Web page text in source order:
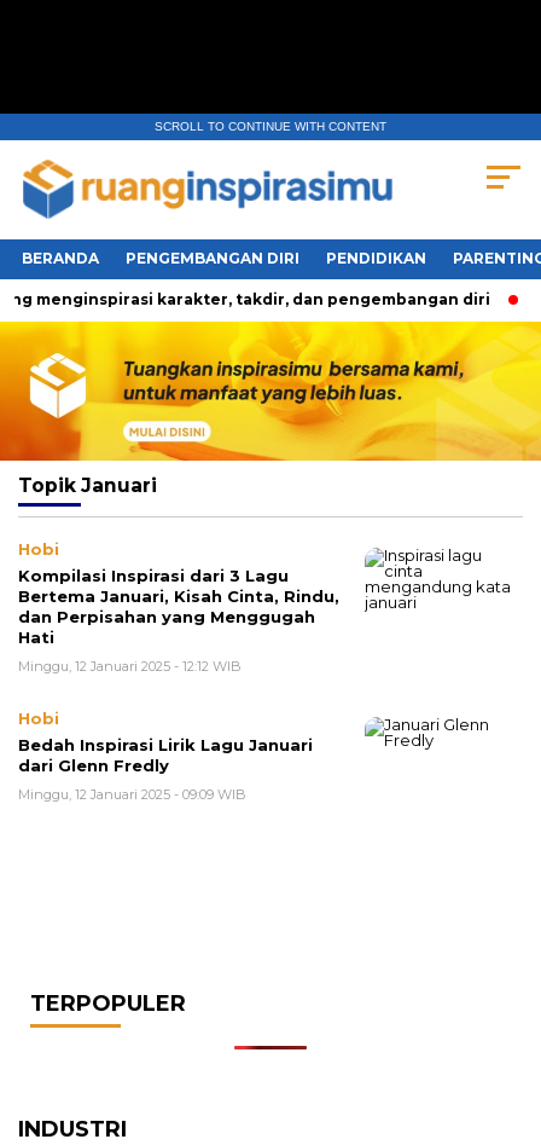
SCROLL TO CONTINUE WITH CONTENT
BERANDA PENGEMBANGAN DIRI PENDIDIKAN
menginspirasi karakter, takdir, dan pengembangan diri
Topik Januari
Hobi
Kompilasi Inspirasi dari 3 Lagu
Bertema Januari, Kisah Cinta, Rindu,
dan Perpisahan yang Menggugah
Hati
Minggu, 12 Januari 2025 - 12:12 WIB
Hobi
Bedah Inspirasi Lirik Lagu Januari
dari Glenn Fredly
Minggu, 12 Januari 2025 - 09:09 WIB
TERPOPULER
INDUSTRI